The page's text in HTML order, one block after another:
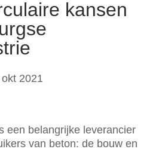
kansen
2021
een belangrijke leverancier
van beton: de bouw en